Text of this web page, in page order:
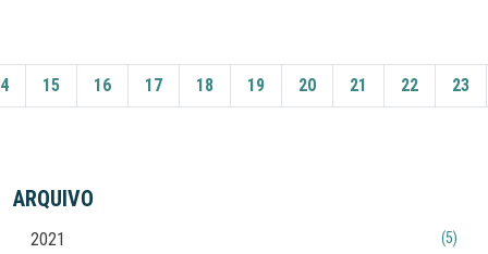
15 16 17 18 19 20 21 22 23
ARQUIVO
2021 (5)